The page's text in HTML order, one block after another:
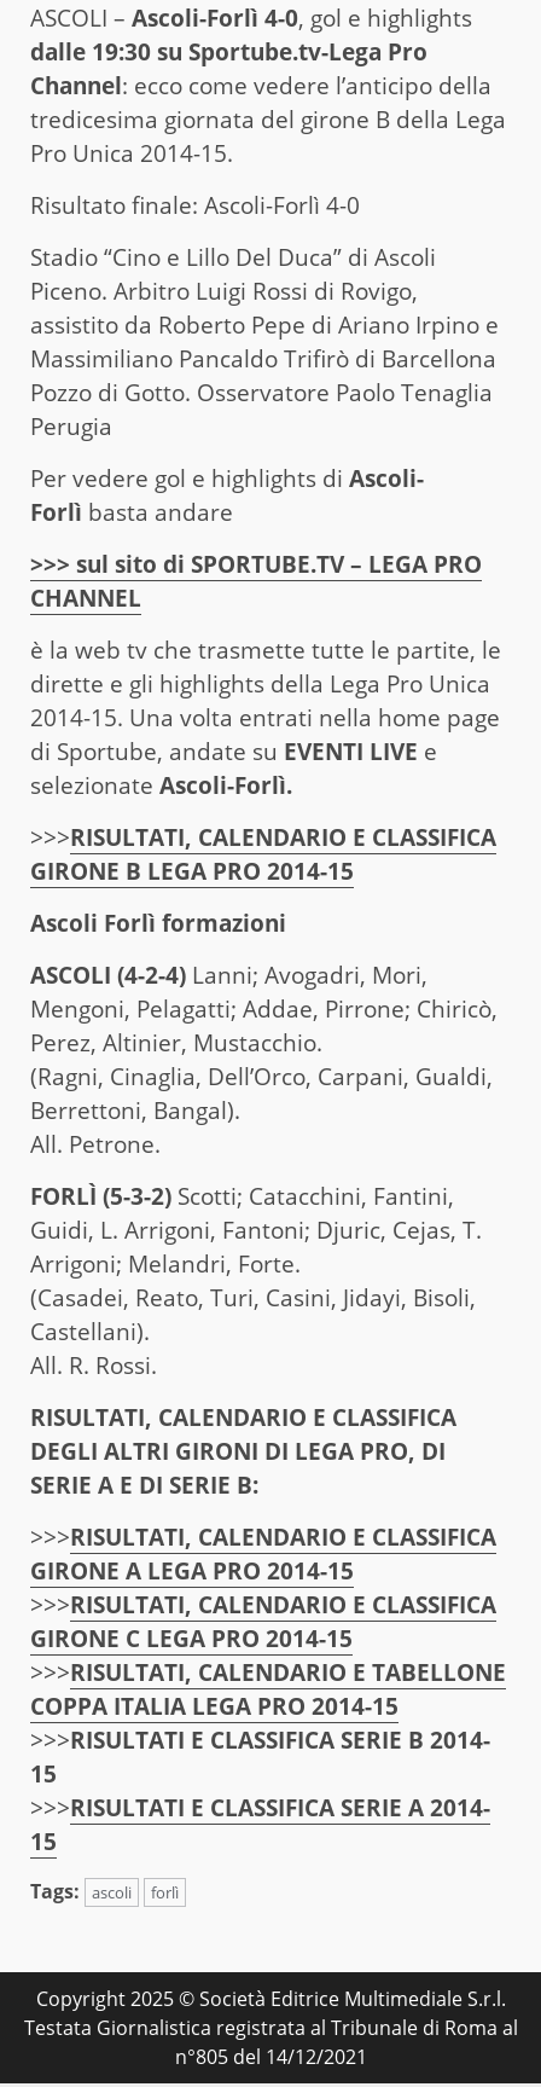
ASCOLI – Ascoli-Forlì 4-0, gol e highlights
dalle 19:30 su Sportube.tv-Lega Pro
Channel: ecco come vedere l’anticipo della
tredicesima giornata del girone B della Lega
Pro Unica 2014-15.
Risultato finale: Ascoli-Forlì 4-0
Stadio “Cino e Lillo Del Duca” di Ascoli
Piceno. Arbitro Luigi Rossi di Rovigo,
assistito da Roberto Pepe di Ariano Irpino e
Massimiliano Pancaldo Trifirò di Barcellona
Pozzo di Gotto. Osservatore Paolo Tenaglia
Perugia
Per vedere gol e highlights di Ascoli-
Forlì basta andare
>>> sul sito di SPORTUBE.TV – LEGA PRO
CHANNEL
è la web tv che trasmette tutte le partite, le
dirette e gli highlights della Lega Pro Unica
2014-15. Una volta entrati nella home page
di Sportube, andate su EVENTI LIVE e
selezionate Ascoli-Forlì.
>>>RISULTATI, CALENDARIO E CLASSIFICA
GIRONE B LEGA PRO 2014-15
Ascoli Forlì formazioni
ASCOLI (4-2-4) Lanni; Avogadri, Mori,
Mengoni, Pelagatti; Addae, Pirrone; Chiricò,
Perez, Altinier, Mustacchio.
(Ragni, Cinaglia, Dell’Orco, Carpani, Gualdi,
Berrettoni, Bangal).
All. Petrone.
FORLÌ (5-3-2) Scotti; Catacchini, Fantini,
Guidi, L. Arrigoni, Fantoni; Djuric, Cejas, T.
Arrigoni; Melandri, Forte.
(Casadei, Reato, Turi, Casini, Jidayi, Bisoli,
Castellani).
All. R. Rossi.
RISULTATI, CALENDARIO E CLASSIFICA
DEGLI ALTRI GIRONI DI LEGA PRO, DI
SERIE A E DI SERIE B:
>>>RISULTATI, CALENDARIO E CLASSIFICA
GIRONE A LEGA PRO 2014-15
>>>RISULTATI, CALENDARIO E CLASSIFICA
GIRONE C LEGA PRO 2014-15
>>>RISULTATI, CALENDARIO E TABELLONE
COPPA ITALIA LEGA PRO 2014-15
>>>RISULTATI E CLASSIFICA SERIE B 2014-
15
>>>RISULTATI E CLASSIFICA SERIE A 2014-
15
Tags: ascoli forlì
Copyright 2025 © Società Editrice Multimediale S.r.l.
Testata Giornalistica registrata al Tribunale di Roma al
n°805 del 14/12/2021